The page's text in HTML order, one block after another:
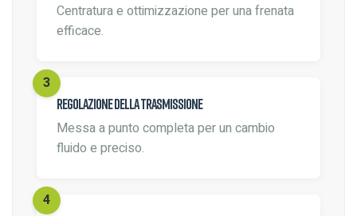
Centratura e ottimizzazione per una frenata
efficace.
Regolazione della trasmissione
Messa a punto completa per un cambio
fluido e preciso.